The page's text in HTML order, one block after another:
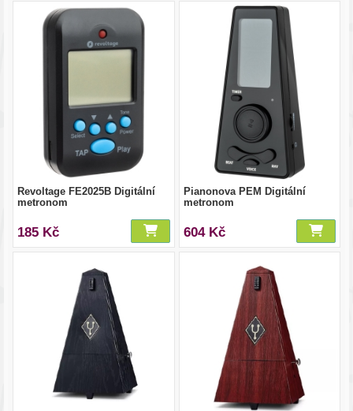
Revoltage FE2025B Digitální
metronom
185 Kč
Pianonova PEM Digitální
metronom
604 Kč